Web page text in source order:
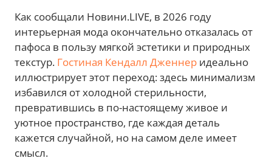
Как сообщали Новини.LIVE, в 2026 году
интерьерная мода окончательно отказалась от
пафоса в пользу мягкой эстетики и природных
текстур. Гостиная Кендалл Дженнер идеально
иллюстрирует этот переход: здесь минимализм
избавился от холодной стерильности,
превратившись в по-настоящему живое и
уютное пространство, где каждая деталь
кажется случайной, но на самом деле имеет
смысл.